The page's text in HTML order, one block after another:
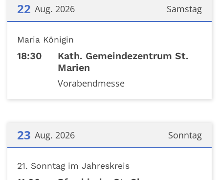
Samstag
22 Aug. 2026
Maria Königin
18:30
Kath. Gemeindezentrum St.
Marien
Vorabendmesse
Sonntag
23 Aug. 2026
21. Sonntag im Jahreskreis